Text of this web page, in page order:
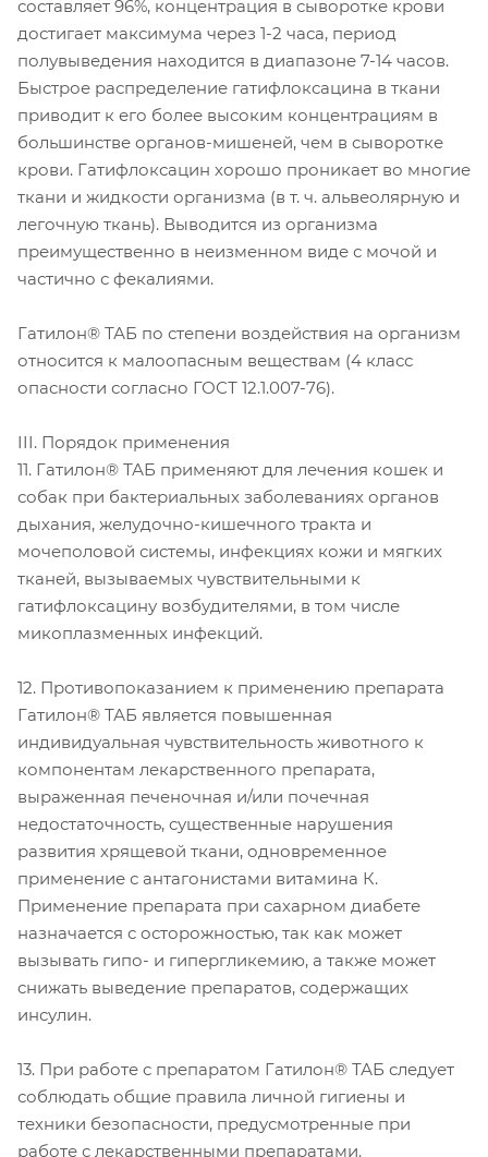
составляет 96%, концентрация в сыворотке крови
достигает максимума через 1-2 часа, период
полувыведения находится в диапазоне 7-14 часов.
Быстрое распределение гатифлоксацина в ткани
приводит к его более высоким концентрациям в
большинстве органов-мишеней, чем в сыворотке
крови. Гатифлоксацин хорошо проникает во многие
ткани и жидкости организма (в т. ч. альвеолярную и
легочную ткань). Выводится из организма
преимущественно в неизменном виде с мочой и
частично с фекалиями.
Гатилон® ТАБ по степени воздействия на организм
относится к малоопасным веществам (4 класс
опасности согласно ГОСТ 12.1.007-76).
III. Порядок применения
11. Гатилон® ТАБ применяют для лечения кошек и
собак при бактериальных заболеваниях органов
дыхания, желудочно-кишечного тракта и
мочеполовой системы, инфекциях кожи и мягких
тканей, вызываемых чувствительными к
гатифлоксацину возбудителями, в том числе
микоплазменных инфекций.
12. Противопоказанием к применению препарата
Гатилон® ТАБ является повышенная
индивидуальная чувствительность животного к
компонентам лекарственного препарата,
выраженная печеночная и/или почечная
недостаточность, существенные нарушения
развития хрящевой ткани, одновременное
применение с антагонистами витамина К.
Применение препарата при сахарном диабете
назначается с осторожностью, так как может
вызывать гипо- и гипергликемию, а также может
снижать выведение препаратов, содержащих
инсулин.
13. При работе с препаратом Гатилон® ТАБ следует
соблюдать общие правила личной гигиены и
техники безопасности, предусмотренные при
работе с лекарственными препаратами.